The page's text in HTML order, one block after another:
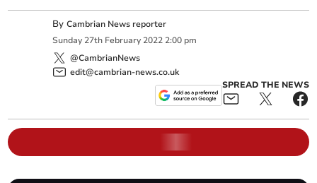
ByCambrian News reporter
Sunday 27th February 2022 2:00 pm
@CambrianNews
edit@cambrian-news.co.uk
SPREAD THE NEWS